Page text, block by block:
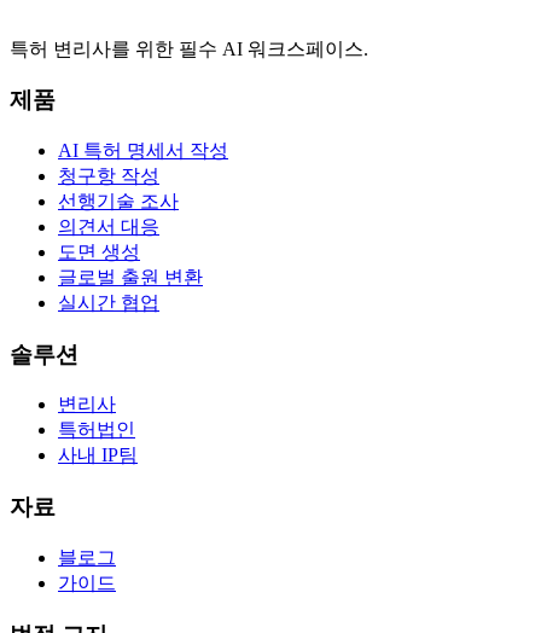
특허 변리사를 위한 필수 AI 워크스페이스.
제품
AI 특허 명세서 작성
청구항 작성
선행기술 조사
의견서 대응
도면 생성
글로벌 출원 변환
실시간 협업
솔루션
변리사
특허법인
사내 IP팀
자료
블로그
가이드